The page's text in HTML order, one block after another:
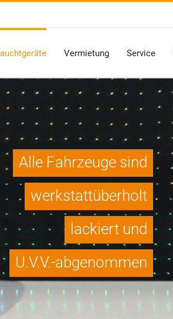
Vermietung Service
U.V.V.-abgenommen
Alle Fahrzeuge sind
werkstattüberholt
lackiert und